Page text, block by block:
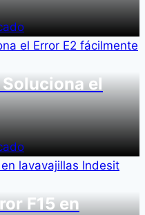
el
F15 en